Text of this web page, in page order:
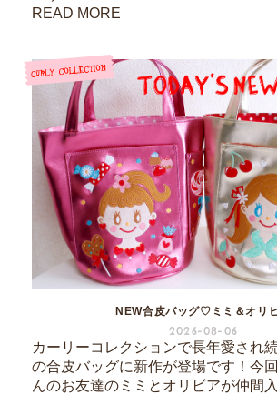
READ MORE
NEW合皮バッグ♡ミミ＆オリ
2026-08-06
カーリーコレクションで長年愛され
の合皮バッグに新作が登場です！今
んのお友達のミミとオリビアが仲間